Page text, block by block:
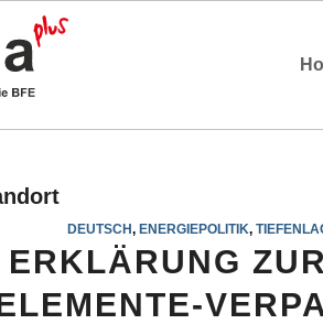
DEUTSCH, ENERGIEPOLITIK,